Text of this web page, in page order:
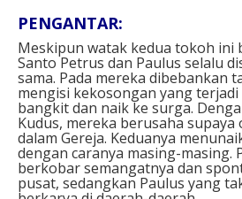
PENGANTAR:
Meskipun watak kedua tokoh ini
Santo Petrus dan Paulus selalu
sama. Pada mereka dibebankan
mengisi kekosongan yang
bangkit dan naik ke surga.
Kudus, mereka berusaha supaya
dalam Gereja. Keduanya
dengan caranya masing-masing.
berkobar semangatnya dan
pusat, sedangkan Paulus yang